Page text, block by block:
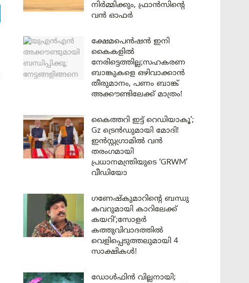
നിർമ്മിക്കും, ഫ്രാൻസിന്റെ
വൻ ഓഫർ
ക്ഷേമപെൻഷൻ ഇനി
കൈകളിൽ
നേരിട്ടെത്തില്ല;സഹകരണ
ബാങ്കുകളെ ഒഴിവാക്കാൻ
തീരുമാനം, പണം ബാങ്ക്
അക്കൗണ്ടിലേക്ക് മാത്രം!
കൈത്തറി ഇട്ട് റെഡിയാകൂ’;
Gz ട്രെൻഡുമായി മോദി!
ഇൻസ്റ്റഗ്രാമിൽ വൻ
തരംഗമായി
പ്രധാനമന്ത്രിയുടെ ‘GRWM’
വീഡിയോ
ഗണേഷ്കുമാറിന്റെ ബന്ധു
കവറുമായി കാറിലേക്ക്
കയറി’;സോളർ
കത്തുവിവാദത്തിൽ
വെളിപ്പെടുത്തലുമായി 4
സാക്ഷികൾ!
ഡോൾഫിൻ വില്ലനായി;